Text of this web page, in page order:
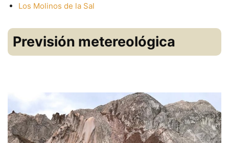
Los Molinos de la Sal
Previsión metereológica